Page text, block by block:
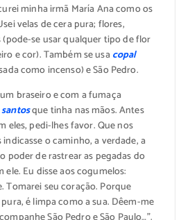
minha irmã María Ana como os
velas de cera pura; flores,
(pode-se usar qualquer tipo de flor
e cor). Também se usacopal
como incenso) e São Pedro.
braseiro e com a fumaça
que tinha nas mãos. Antes
eles, pedi-lhes favor. Que nos
o caminho, a verdade, a
poder de rastrear as pegadas do
ele. Eu disse aos cogumelos:
Tomarei seu coração. Porque
é limpa como a sua. Dêem-me